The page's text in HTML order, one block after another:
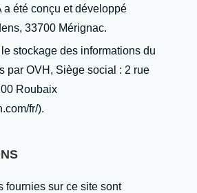
a été conçu et développé
33700 Mérignac.
le stockage des informations du
par OVH, Siège social : 2 rue
Roubaix
fr/).
fournies sur ce site sont